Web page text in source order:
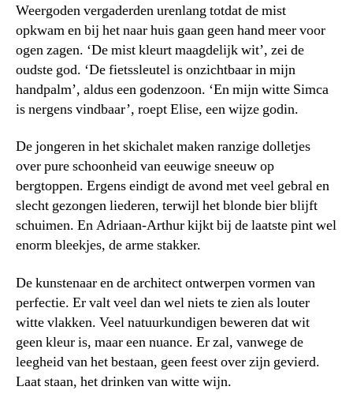
Weergoden vergaderden urenlang totdat de mist
opkwam en bij het naar huis gaan geen hand meer voor
ogen zagen. ‘De mist kleurt maagdelijk wit’, zei de
oudste god. ‘De fietssleutel is onzichtbaar in mijn
handpalm’, aldus een godenzoon. ‘En mijn witte Simca
is nergens vindbaar’, roept Elise, een wijze godin.
De jongeren in het skichalet maken ranzige dolletjes
over pure schoonheid van eeuwige sneeuw op
bergtoppen. Ergens eindigt de avond met veel gebral en
slecht gezongenliederen, terwijl het blonde bier blijft
schuimen. En Adriaan-Arthur kijkt bij de laatste pint wel
enorm bleekjes, de arme stakker.
De kunstenaar en de architect ontwerpen vormen van
perfectie. Er valt veel dan wel niets te zien als louter
witte vlakken. Veel natuurkundigen beweren dat wit
geen kleur is, maar een nuance. Er zal, vanwege de
leegheid van het bestaan, geen feest over zijn gevierd.
Laat staan, het drinken van witte wijn.